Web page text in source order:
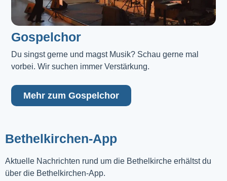
Gospelchor
Du singst gerne und magst Musik? Schau gerne mal
vorbei. Wir suchen immer Verstärkung.
Mehr zum Gospelchor
Bethelkirchen-App
Aktuelle Nachrichten rund um die Bethelkirche erhältst du
über die Bethelkirchen-App.